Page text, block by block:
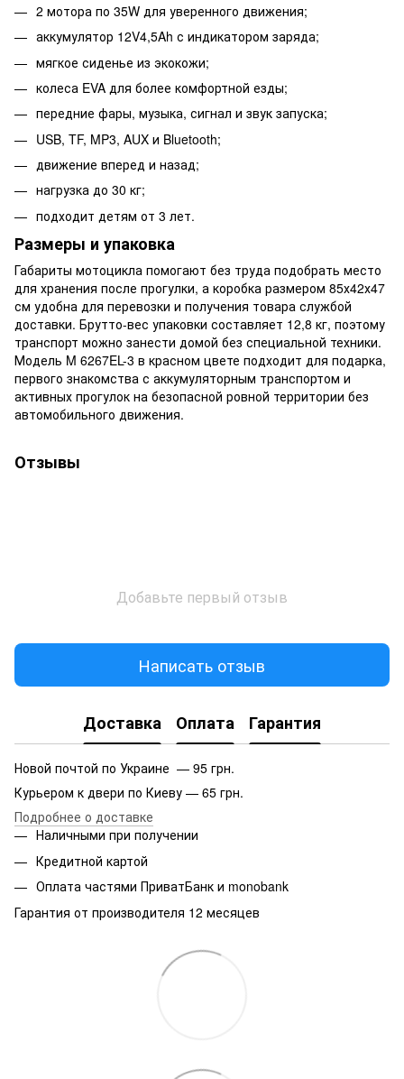
2 мотора по 35W для уверенного движения;
аккумулятор 12V4,5Ah с индикатором заряда;
мягкое сиденье из экокожи;
колеса EVA для более комфортной езды;
передние фары, музыка, сигнал и звук запуска;
USB, TF, MP3, AUX и Bluetooth;
движение вперед и назад;
нагрузка до 30 кг;
подходит детям от 3 лет.
Размеры и упаковка
Габариты мотоцикла помогают без труда подобрать место
для хранения после прогулки, а коробка размером 85х42х47
см удобна для перевозки и получения товара службой
доставки. Брутто-вес упаковки составляет 12,8 кг, поэтому
транспорт можно занести домой без специальной техники.
Модель M 6267EL-3 в красном цвете подходит для подарка,
первого знакомства с аккумуляторным транспортом и
активных прогулок на безопасной ровной территории без
автомобильного движения.
Отзывы
Добавьте первый отзыв
Написать отзыв
Доставка Оплата Гарантия
Новой почтой по Украине — 95 грн.
Курьером к двери по Киеву — 65 грн.
Подробнее о доставке
Наличными при получении
Кредитной картой
Оплата частями ПриватБанк и monobank
Гарантия от производителя 12 месяцев